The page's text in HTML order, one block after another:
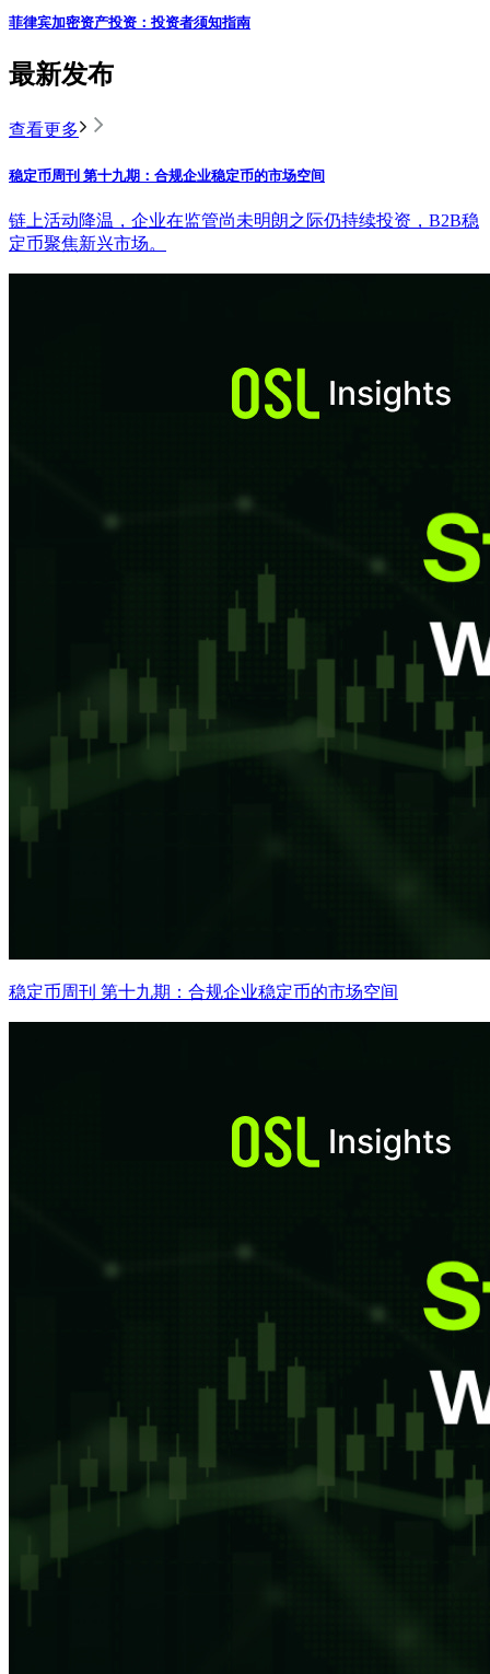
菲律宾加密资产投资：投资者须知指南
最新发布
查看更多
稳定币周刊 第十九期：合规企业稳定币的市场空间
链上活动降温，企业在监管尚未明朗之际仍持续投资，B2B稳
定币聚焦新兴市场。
稳定币周刊 第十九期：合规企业稳定币的市场空间